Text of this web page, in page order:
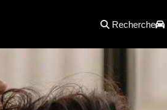
Recherche